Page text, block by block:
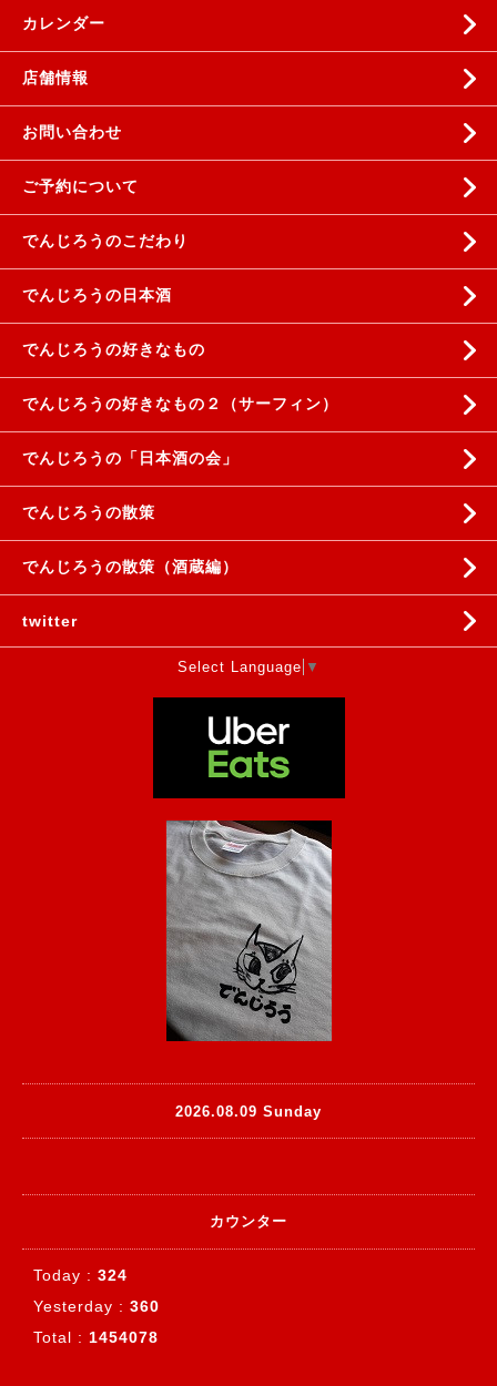
カレンダー
店舗情報
お問い合わせ
ご予約について
でんじろうのこだわり
でんじろうの日本酒
でんじろうの好きなもの
でんじろうの好きなもの２（サーフィン）
でんじろうの「日本酒の会」
でんじろうの散策
でんじろうの散策（酒蔵編）
twitter
Select Language ▼
2026.08.09 Sunday
カウンター
Today : 324
Yesterday : 360
Total : 1454078